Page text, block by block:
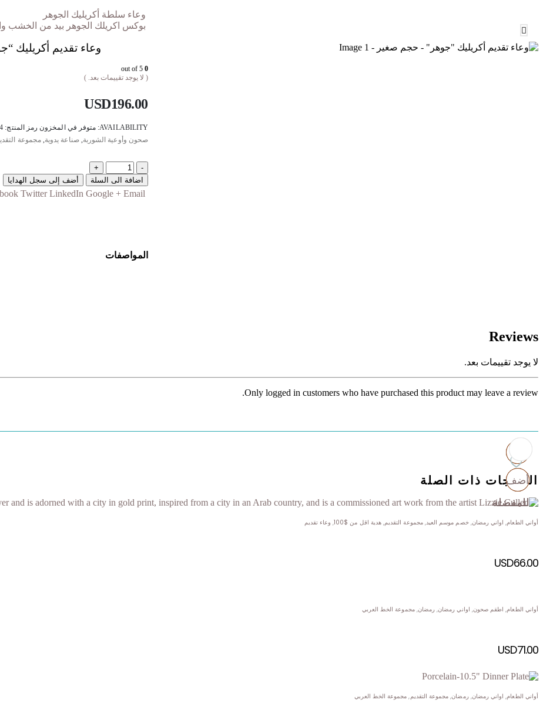
وعاء سلطة أكريليك الجوهر
بوكس اكريلك الجوهر بيد من الخشب
وعاء تقديم أكريليك
0
( لا يوجد تقييمات بعد. )
USD196.00
AVAILABILITY: متوفر في المخزون رمز المنتج:
صحون وأوعية الشوربة,صناعة يدوية,مجموعة
-
+
اضافة الى السلة
أضف إلى سجل الهدايا
Twitter LinkedIn Google + Email
المواصفات
Reviews
لا يوجد تقييمات بعد.
Only logged in customers who have purchased this product may leave a review.
المنتجات ذات الصلة
أضف
للمفضلة
أواني الطعام, اواني رمضان,خصم موسم العيد,مجموعة التقديم,هدية اقل من $100 , وعاء تقديم
USD66.00
أضف
للمفضلة
أواني الطعام, اطقم صحون, اواني رمضان, رمضان,مجموعة الخط العربي
USD71.00
أضف
للمفضلة
أواني الطعام, اواني رمضان,رمضان, مجموعة التقديم, مجموعة الخط العربي
أضف
للمفضلة